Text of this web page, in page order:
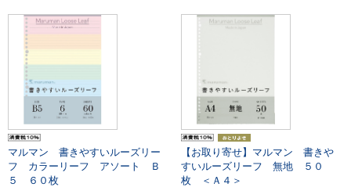
マルマン 書きやすいルーズリー
フ カラーリーフ アソート Ｂ
５ ６０枚
【お取り寄せ】マルマン 書きや
すいルーズリーフ 無地 ５０
枚 ＜Ａ４＞